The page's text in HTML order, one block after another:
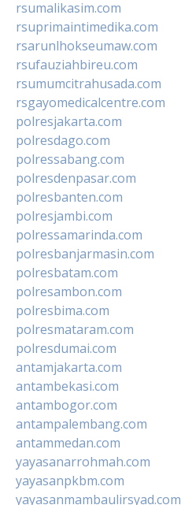
rsumalikasim.com
rsuprimaintimedika.com
rsarunlhokseumaw.com
rsufauziahbireu.com
rsumumcitrahusada.com
rsgayomedicalcentre.com
polresjakarta.com
polresdago.com
polressabang.com
polresdenpasar.com
polresbanten.com
polresjambi.com
polressamarinda.com
polresbanjarmasin.com
polresbatam.com
polresambon.com
polresbima.com
polresmataram.com
polresdumai.com
antamjakarta.com
antambekasi.com
antambogor.com
antampalembang.com
antammedan.com
yayasanarrohmah.com
yayasanpkbm.com
yayasanmambaulirsyad.com